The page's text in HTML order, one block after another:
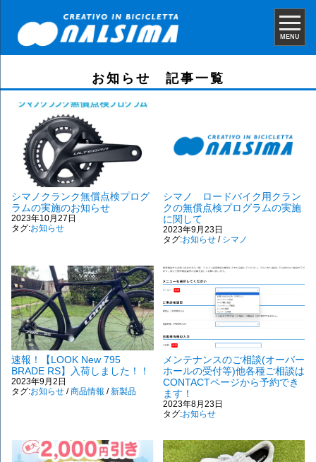
MENU
お知らせ 記事一覧
シマノクランク無償点検プログ
ラムの実施のお知らせ
2023年10月27日
タグ:お知らせ
シマノ ロードバイク用クラン
クの無償点検プログラムの実施
に関して
2023年9月23日
タグ:お知らせ/ シマノ
速報！【LOOK New 795
BRADE RS】入荷しました！！
2023年9月2日
タグ:お知らせ/商品情報 /新製品
メンテナンスのご相談(オーバー
ホールの受付等)他各種ご相談は
CONTACTページから予約でき
ます！
2023年8月23日
タグ:お知らせ